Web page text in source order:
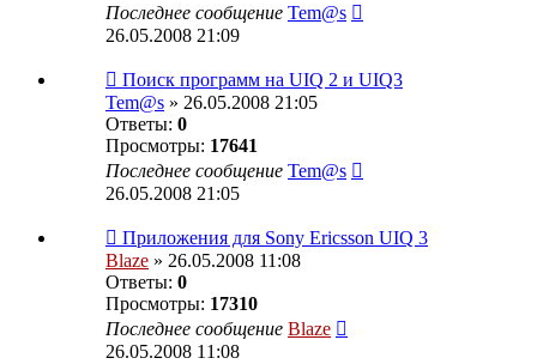
Последнее сообщение Tem@s
26.05.2008 21:09
Поиск программ на UIQ 2 и UIQ3
Tem@s » 26.05.2008 21:05
Ответы: 0
Просмотры: 17641
Последнее сообщение Tem@s
26.05.2008 21:05
Приложения для Sony Ericsson UIQ 3
Blaze » 26.05.2008 11:08
Ответы: 0
Просмотры: 17310
Последнее сообщение Blaze
26.05.2008 11:08